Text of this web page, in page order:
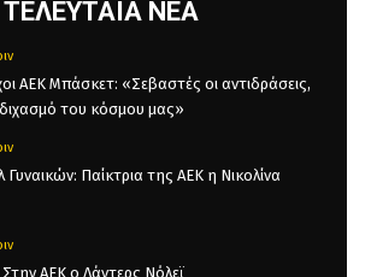
ΤΕΛΕΥΤΑΙΑ ΝΕΑ
ΑΕΚ Μπάσκετ: «Σεβαστές οι αντιδράσεις,
του κόσμου μας»
Γυναικών: Παίκτρια της ΑΕΚ η Νικολίνα
ΑΕΚ ο Λάντερς Νόλεϊ